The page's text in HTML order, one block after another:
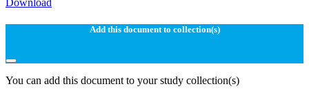
Download
Add this document to collection(s)
You can add this document to your study collection(s)